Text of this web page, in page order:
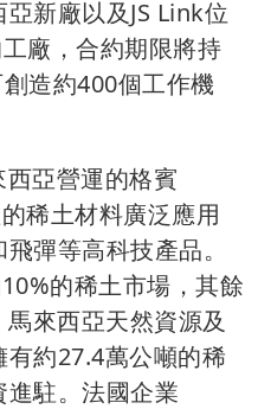
新廠以及JS Link位
廠，合約期限將持
造約400個工作機
亞營運的格賓
稀土材料廣泛應用
彈等高科技產品。
的稀土市場，其餘
來西亞天然資源及
約27.4萬公噸的稀
駐。法國企業